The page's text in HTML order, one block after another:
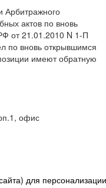
актов по вновь
от 21.01.2010 N 1-П
по вновь открывшимся
имеют обратную
офис
для